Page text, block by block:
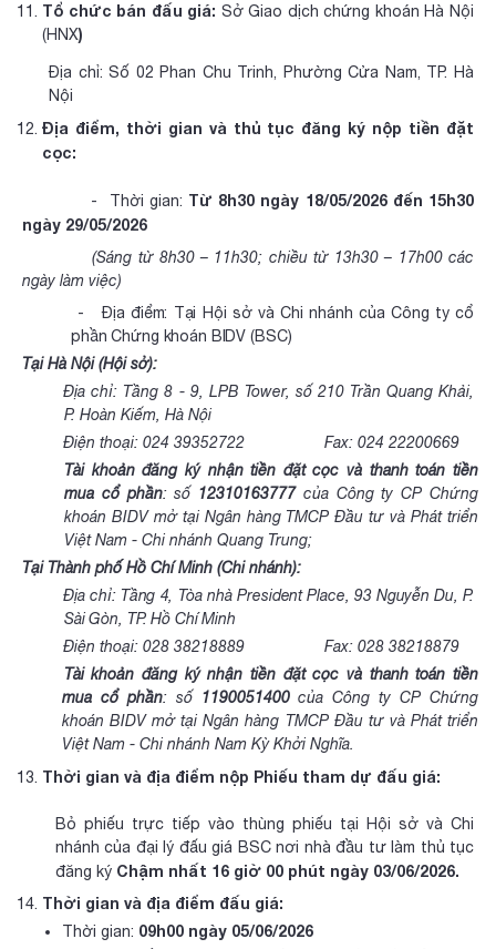
Tổ chức bán đấu giá: Sở Giao dịch chứng khoán Hà Nội
(HNX)
Địa chỉ: Số 02 Phan Chu Trinh, Phường Cửa Nam, TP. Hà
Nội
Địa điểm, thời gian và thủ tục đăng ký nộp tiền đặt
cọc:
- Thời gian: Từ 8h30 ngày 18/05/2026 đến 15h30
ngày 29/05/2026
(Sáng từ 8h30 – 11h30; chiều từ 13h30 – 17h00 các
ngày làm việc)
- Địa điểm: Tại Hội sở và Chi nhánh của Công ty cổ
phần Chứng khoán BIDV (BSC)
Tại Hà Nội (Hội sở):
Địa chỉ: Tầng 8 - 9, LPB Tower, số 210 Trần Quang Khải,
P. Hoàn Kiếm, Hà Nội
Điện thoại: 024 39352722 Fax: 024 22200669
Tài khoản đăng ký nhận tiền đặt cọc và thanh toán tiền
mua cổ phần: số 12310163777 của Công ty CP Chứng
khoán BIDV mở tại Ngân hàng TMCP Đầu tư và Phát triển
Việt Nam - Chi nhánh Quang Trung;
Tại Thành phố Hồ Chí Minh (Chi nhánh):
Địa chỉ: Tầng 4, Tòa nhà President Place, 93 NguyễnDu, P.
Sài Gòn, TP. Hồ Chí Minh
Điện thoại: 028 38218889 Fax: 028 38218879
Tài khoản đăng ký nhận tiền đặt cọc và thanh toán tiền
mua cổ phần: số 1190051400của Công ty CP Chứng
khoán BIDV mở tại Ngân hàng TMCP Đầu tư và Phát triển
Việt Nam - Chi nhánh Nam Kỳ Khởi Nghĩa.
Thời gian và địa điểm nộp Phiếu tham dự đấu giá:
Bỏ phiếu trực tiếp vào thùng phiếu tại Hội sở và Chi
nhánh của đại lý đấu giá BSC nơi nhà đầu tư làm thủ tục
đăng ký Chậm nhất 16 giờ 00 phút ngày 03/06/2026.
Thời gian và địa điểm đấu giá:
Thời gian: 09h00 ngày 05/06/2026